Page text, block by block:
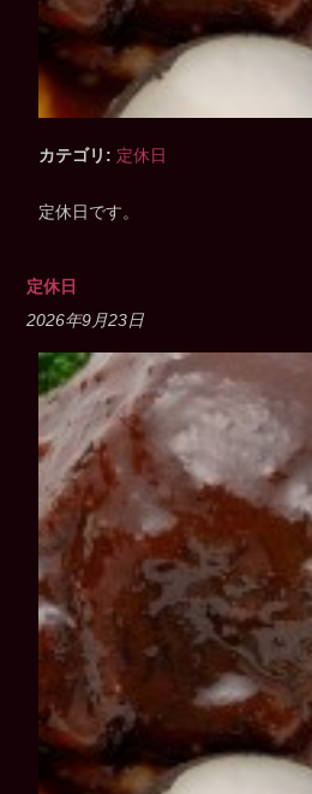
カテゴリ: 定休日
定休日です。
定休日
2026年9月23日